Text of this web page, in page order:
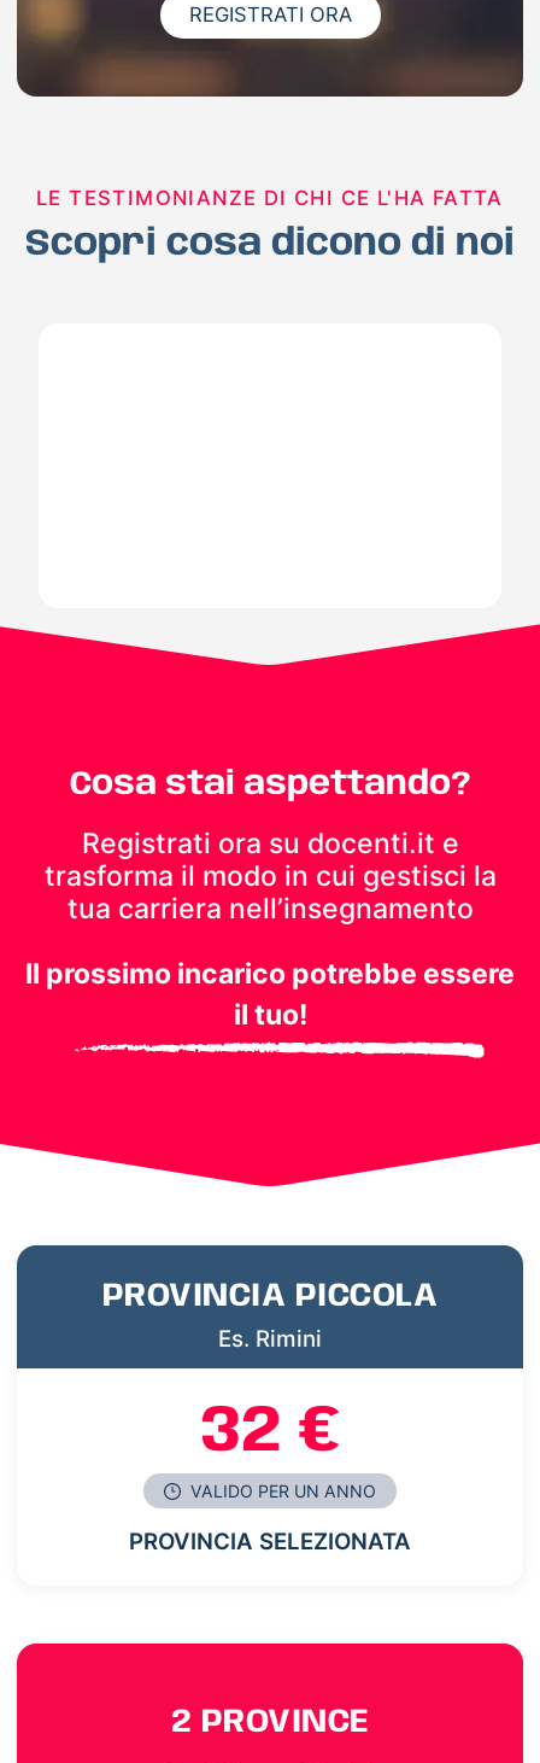
REGISTRATI ORA
LE TESTIMONIANZE DI CHI CE L'HA FATTA
Scopri cosa dicono di noi
Cosa stai aspettando?
Registrati ora su docenti.it e
trasforma il modo in cui gestisci la
tua carriera nell’insegnamento
Il prossimo incarico potrebbe essere
il tuo!
PROVINCIA PICCOLA
Es. Rimini
32 €
VALIDO PER UN ANNO
PROVINCIA SELEZIONATA
2 PROVINCE